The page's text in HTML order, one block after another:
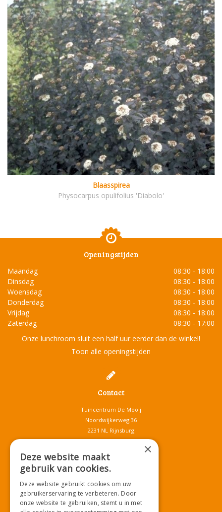
Blaasspirea
Physocarpus opulifolius 'Diabolo'
Openingstijden
Maandag
08:30 - 18:00
Dinsdag
08:30 - 18:00
Woensdag
08:30 - 18:00
Donderdag
08:30 - 18:00
Vrijdag
08:30 - 18:00
Zaterdag
08:30 - 17:00
Onze lunchroom sluit een half uur eerder dan de winkel!
Toon alle openingstijden
Contact
Tuincentrum De Mooij
Noordwijkerweg 36
2231 NL Rijnsburg
T.071-4080959
info@tuincentrumdemooij.nl
Download onze App!
×
Deze website maakt
gebruik van cookies.
Deze website gebruikt cookies om uw
gebruikerservaring te verbeteren. Door
onze website te gebruiken, stemt u in met